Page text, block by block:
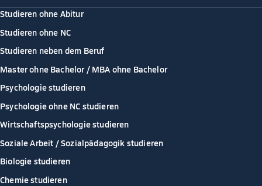
Studieren ohne Abitur
Studieren ohne NC
Studieren neben dem Beruf
Master ohne Bachelor / MBA ohne Bachelor
Psychologie studieren
Psychologie ohne NC studieren
Wirtschaftspsychologie studieren
Soziale Arbeit / Sozialpädagogik studieren
Biologie studieren
Chemie studieren